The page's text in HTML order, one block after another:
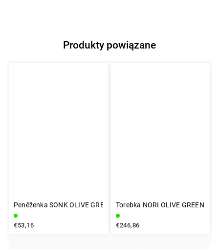
Produkty powiązane
Peněženka SONK OLIVE GREEN
€53,16
Torebka NORI OLIVE GREEN
€246,86
INSTAGRAM